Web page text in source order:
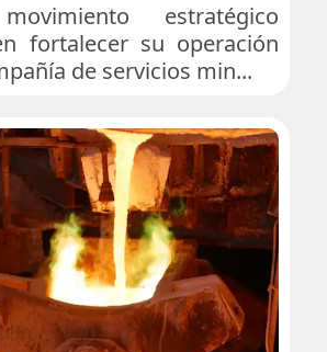
estratégico
fortalecer su operación
de servicios min...